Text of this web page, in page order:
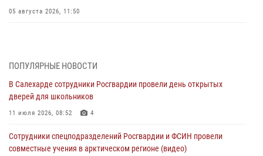
05 августа 2026, 11:50
03 августа 2026, 07:21 2
Генерал-полковник Юрий Аверин выступил на Всероссийском
молодёжном образовательном форуме «Территория смыслов»
03 августа 2026, 06:54
Директор Росгвардии Герой России генерал армии Виктор Золотов
поздравил специалистов подразделений тыла с профессиональным
ПОПУЛЯРНЫЕ НОВОСТИ
В Салехарде сотрудники Росгвардии провели день открытых
дверей для школьников
11 июля 2026, 08:52 4
Сотрудники спецподразделений Росгвардии и ФСИН провели
совместные учения в арктическом регионе (видео)